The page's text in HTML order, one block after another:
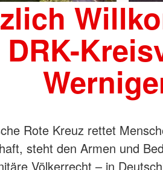
DRK-
Rote Kreuz rettet
steht den Armen und
Völkerrecht – in